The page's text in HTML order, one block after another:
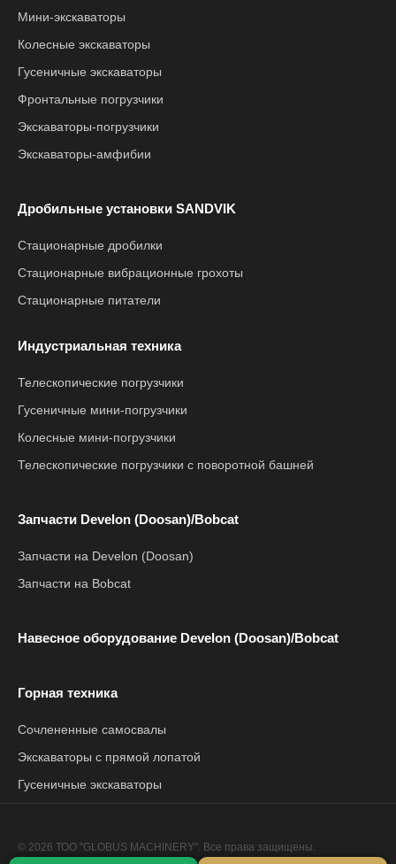
Мини-экскаваторы
Колесные экскаваторы
Гусеничные экскаваторы
Фронтальные погрузчики
Экскаваторы-погрузчики
Экскаваторы-амфибии
Дробильные установки SANDVIK
Стационарные дробилки
Стационарные вибрационные грохоты
Стационарные питатели
Индустриальная техника
Телескопические погрузчики
Гусеничные мини-погрузчики
Колесные мини-погрузчики
Телескопические погрузчики с поворотной башней
Запчасти Develon (Doosan)/Bobcat
Запчасти на Develon (Doosan)
Запчасти на Bobcat
Навесное оборудование Develon (Doosan)/Bobcat
Горная техника
Сочлененные самосвалы
Экскаваторы с прямой лопатой
Гусеничные экскаваторы
© 2026 ТОО "GLOBUS MACHINERY". Все права защищены.